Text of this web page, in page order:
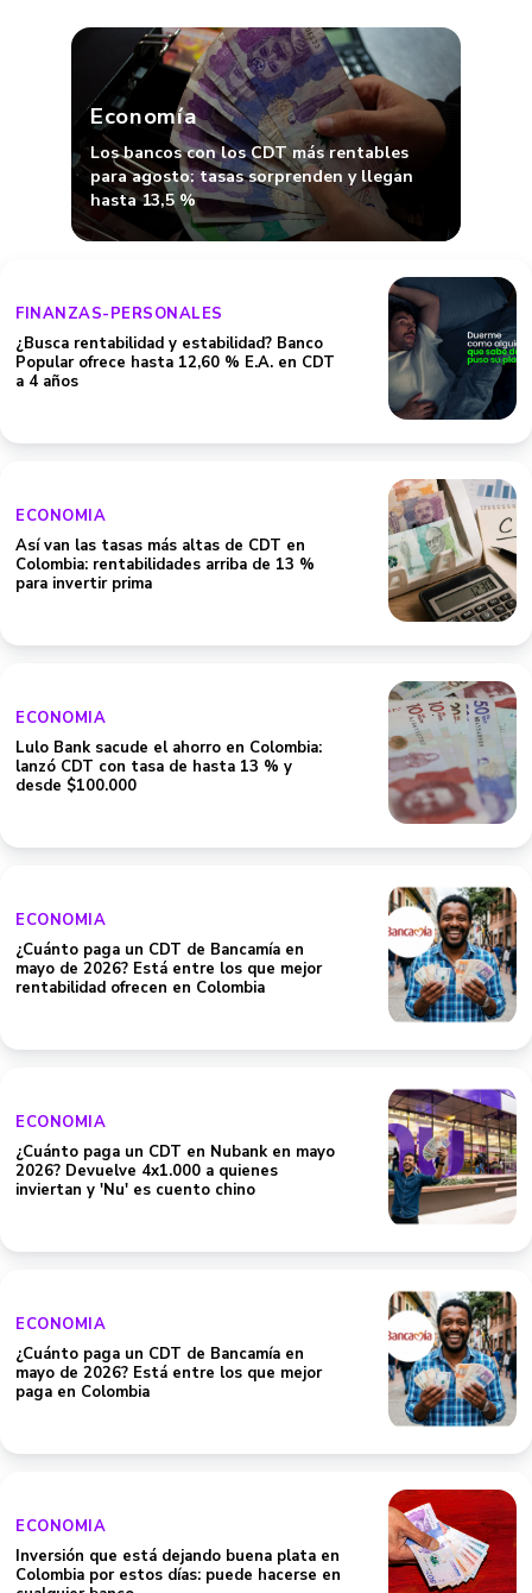
Economía
Los bancos con los CDT más rentables
para agosto: tasas sorprenden y llegan
hasta 13,5 %
FINANZAS-PERSONALES
¿Busca rentabilidad y estabilidad? Banco
Popular ofrece hasta 12,60 % E.A. en CDT
a 4 años
ECONOMIA
Así van las tasas más altas de CDT en
Colombia: rentabilidades arriba de 13 %
para invertir prima
ECONOMIA
Lulo Bank sacude el ahorro en Colombia:
lanzó CDT con tasa de hasta 13 % y
desde $100.000
ECONOMIA
¿Cuánto paga un CDT de Bancamía en
mayo de 2026? Está entre los que mejor
rentabilidad ofrecen en Colombia
ECONOMIA
¿Cuánto paga un CDT en Nubank en mayo
2026? Devuelve 4x1.000 a quienes
inviertan y 'Nu' es cuento chino
ECONOMIA
¿Cuánto paga un CDT de Bancamía en
mayo de 2026? Está entre los que mejor
paga en Colombia
ECONOMIA
Inversión que está dejando buena plata en
Colombia por estos días: puede hacerse en